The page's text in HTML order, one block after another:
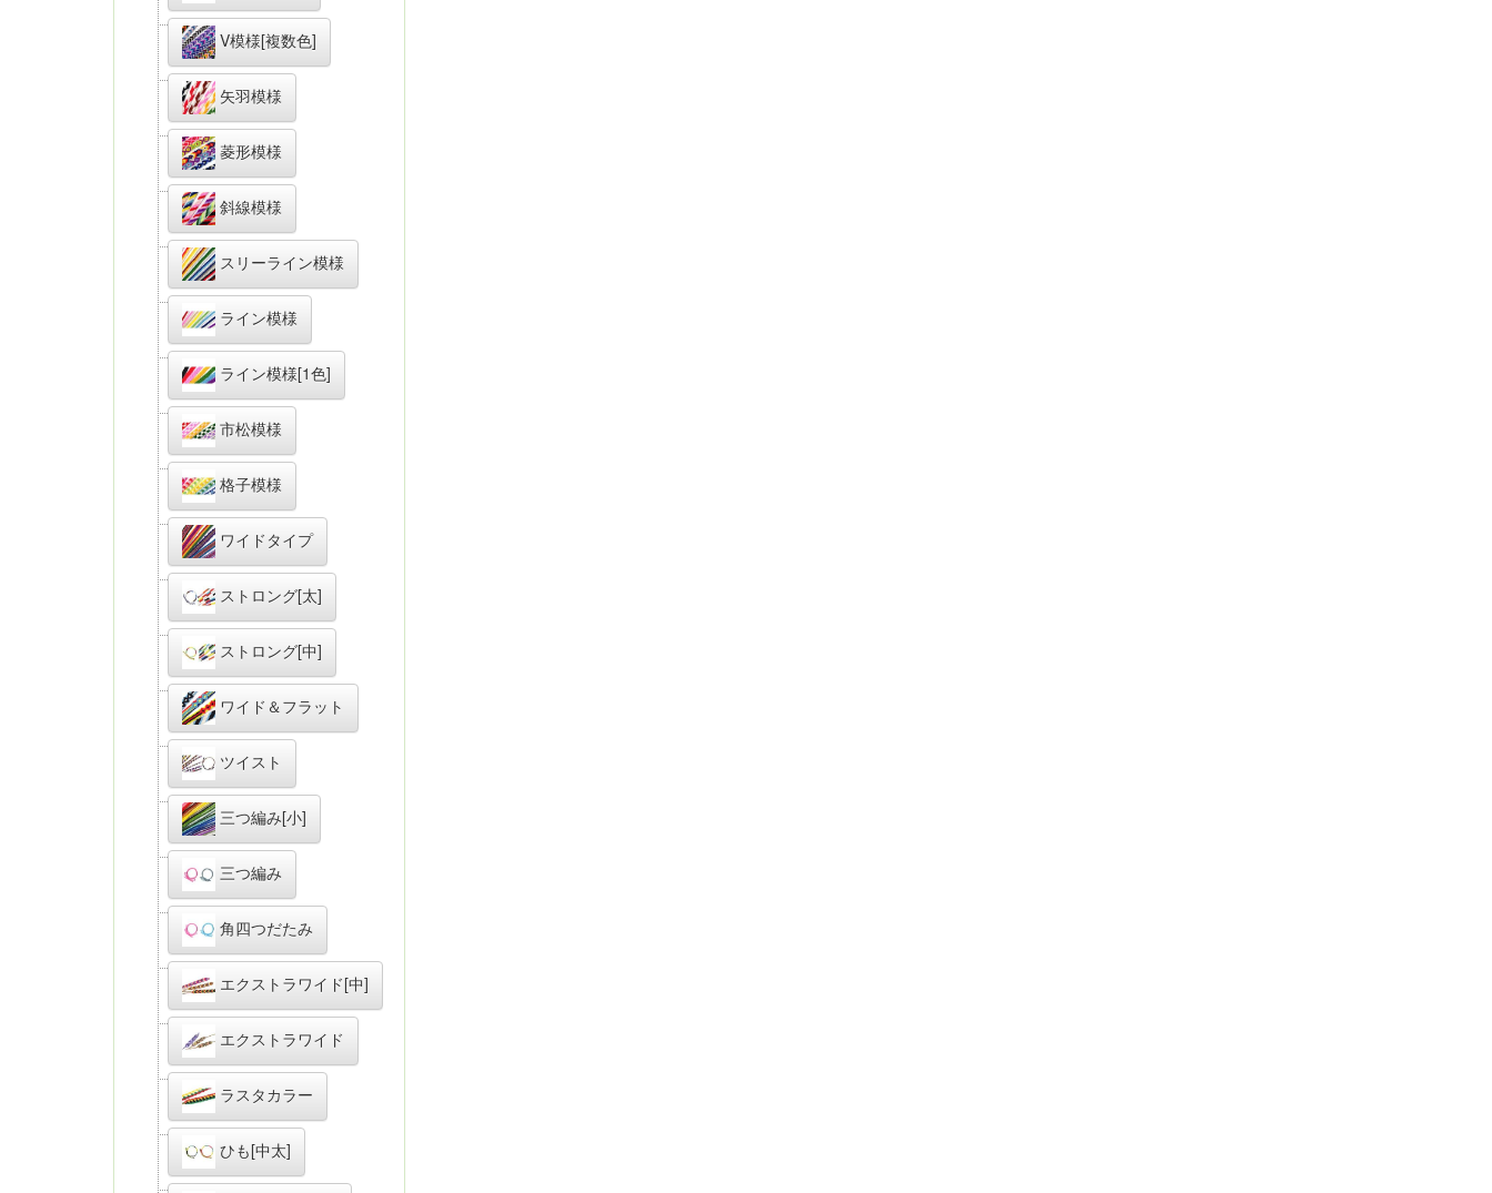
V模様[複数色]
矢羽模様
菱形模様
斜線模様
スリーライン模様
ライン模様
ライン模様[1色]
市松模様
格子模様
ワイドタイプ
ストロング[太]
ストロング[中]
ワイド＆フラット
ツイスト
三つ編み[小]
三つ編み
角四つだたみ
エクストラワイド[中]
エクストラワイド
ラスタカラー
ひも[中太]